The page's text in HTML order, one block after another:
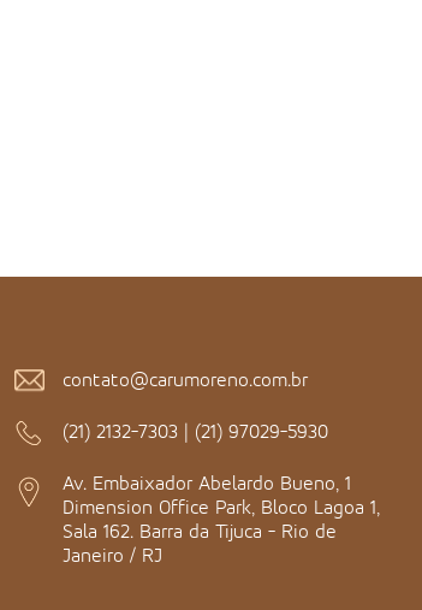
contato@carumoreno.com.br
(21) 2132-7303 | (21) 97029-5930
Av. Embaixador Abelardo Bueno, 1
Dimension Office Park, Bloco Lagoa 1,
Sala 162. Barra da Tijuca - Rio de
Janeiro / RJ